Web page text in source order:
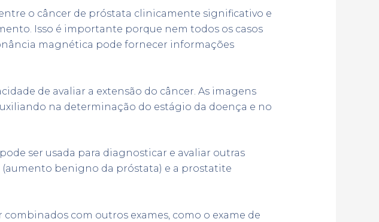
o câncer de próstata clinicamente significativo e
Isso é importante porque nem todos os casos
magnética pode fornecer informações
de avaliar a extensão do câncer. As imagens
na determinação do estágio da doença e no
ser usada para diagnosticar e avaliar outras
benigno da próstata) e a prostatite
com outros exames, como o exame de